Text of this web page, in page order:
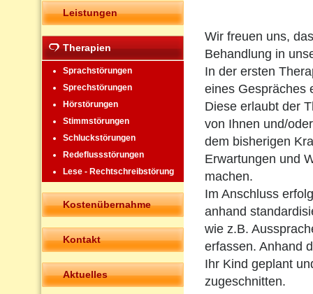
Leistungen
Therapien
Sprachstörungen
Sprechstörungen
Hörstörungen
Stimmstörungen
Schluckstörungen
Redeflussstörungen
Lese - Rechtschreibstörung
Kostenübernahme
Kontakt
Aktuelles
Wir freuen uns,
Behandlung in
In der ersten
eines Gespräches
Diese erlaubt der
von Ihnen und/
dem bisherigen
Erwartungen und
machen.
Im Anschluss
anhand
wie z.B.
erfassen. Anhand
Ihr Kind geplant
zugeschnitten.